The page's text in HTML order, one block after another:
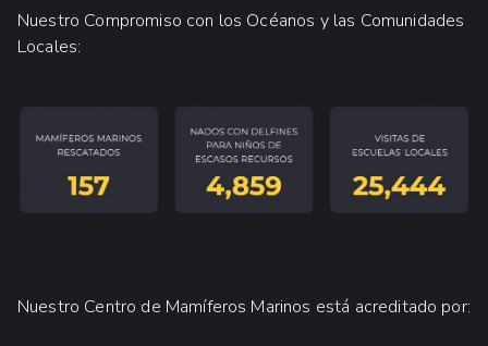
Nuestro Compromiso con los Océanos y las Comunidades
Locales:
Nuestro Centro de Mamíferos Marinos está acreditado por: